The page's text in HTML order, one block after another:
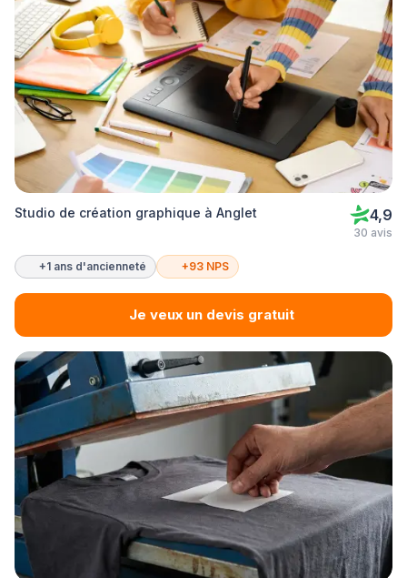
Studio de création graphique à Anglet 4,9
30 avis
+1 ans d'ancienneté +93 NPS
Je veux un devis gratuit